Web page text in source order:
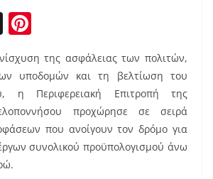
X
er
e
st
της ασφάλειας των πολιτών,
υποδομών και τη βελτίωση του
η Περιφερειακή Επιτροπή της
προχώρησε σε σειρά
που ανοίγουν τον δρόμο για
συνολικού προϋπολογισμού άνω